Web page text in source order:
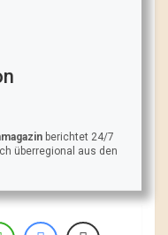
berichtet 24/7
überregional aus den